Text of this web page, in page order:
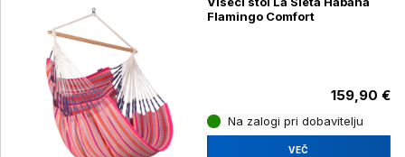
Flamingo Comfort
159,90 €
Na zalogi pri dobavitelju
VEČ